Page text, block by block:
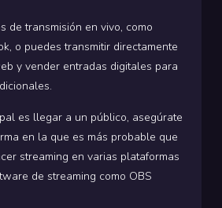
de transmisión en vivo, como
o puedes transmitir directamente
y vender entradas digitales para
es llegar a un público, asegúrate
en la que es más probable que
streaming en varias plataformas
de streaming como OBS